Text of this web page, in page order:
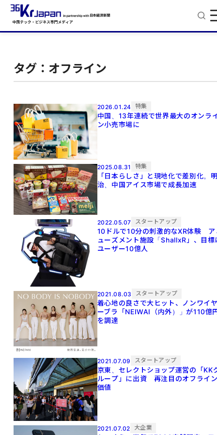
タグ：オフライン
2026.01.24 特集
中国、13年連続で世界最大のオンラ
ン小売市場に
2025.08.31 特集
「日本らしさ」と現地化で差別化。
治、中国アイス市場で成長加速
2022.05.07 スタートアップ
10ドルで10分の刺激的なXR体験 ア
ューズメント施設「ShallxR」、目標
ユーザー10億人
2021.08.03 スタートアップ
着心地の良さで大ヒット、ノンワイ
ーブラ「NEIWAI（内外）」が110億
を調達
2021.07.09 スタートアップ
京東、セレクトショップ運営の「KK
ループ」に出資 再注目のオフライ
価値
2021.07.02 大企業